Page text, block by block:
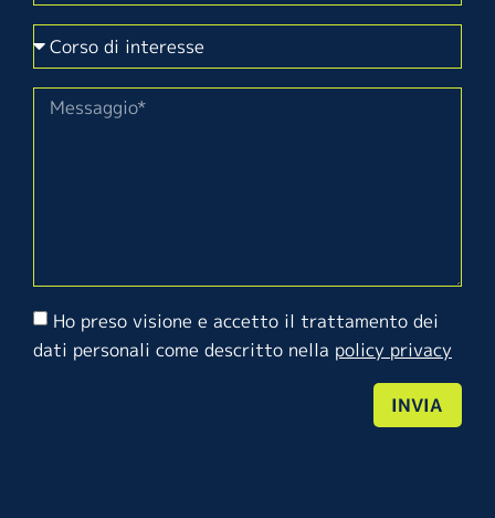
Ho preso visione e accetto il trattamento dei
dati personali come descritto nella policy privacy
INVIA